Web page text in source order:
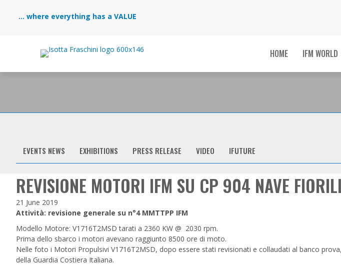
... where everything has a VALUE
HOME IFM WORLD
EVENTS NEWS EXHIBITIONS PRESS RELEASE VIDEO IFUTURE
REVISIONE MOTORI IFM SU CP 904 NAVE
21 June 2019
Attività: revisione generale su n°4 MMTTPP IFM
Modello Motore: V1716T2MSD tarati a 2360 KW @ 2030 rpm.
Prima dello sbarco i motori avevano raggiunto 8500 ore di moto.
Nelle foto i Motori Propulsivi V1716T2MSD, dopo essere stati revisionati e collaudati al banco
della Guardia Costiera Italiana.